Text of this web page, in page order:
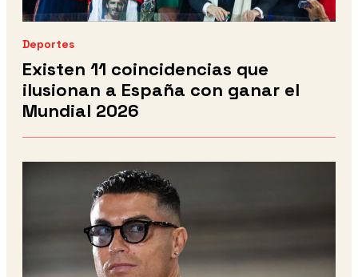
Deportes
Existen 11 coincidencias que
ilusionan a España con ganar el
Mundial 2026